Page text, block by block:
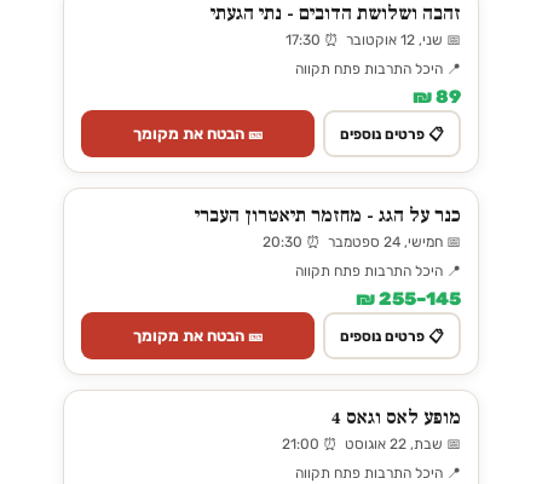
זהבה ושלושת הדובים - נתי הגעתי
📅 שני, 12 אוקטובר ⏰ 17:30
📍 היכל התרבות פתח תקווה
89 ₪
📋 פרטים נוספים 🎫 הבטח את מקומך
כנר על הגג - מחזמר תיאטרון העברי
📅 חמישי, 24 ספטמבר ⏰ 20:30
📍 היכל התרבות פתח תקווה
145–255 ₪
📋 פרטים נוספים 🎫 הבטח את מקומך
מופע לאס וגאס 4
📅 שבת, 22 אוגוסט ⏰ 21:00
📍 היכל התרבות פתח תקווה